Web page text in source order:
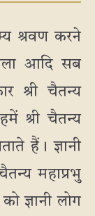
श्रवण करने
आदि सब
श्री चैतन्य
श्री चैतन्य
हैं। ज्ञानी
महाप्रभु
ज्ञानी लोग